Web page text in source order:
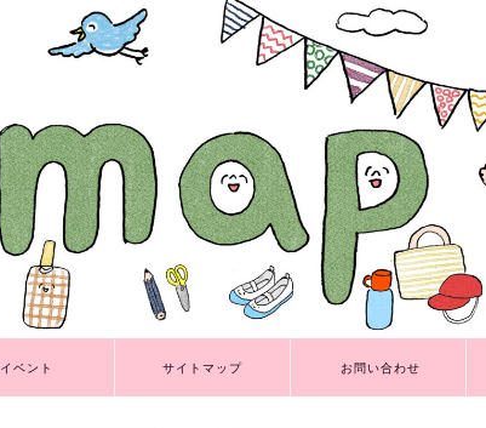
イベント サイトマップ お問い合わせ